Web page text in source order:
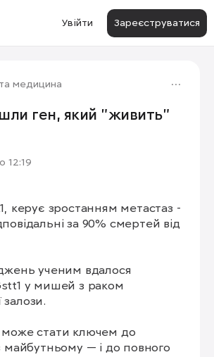
Увійти Зареєструватися
медицина
ген, який "живить"
12:19
керує зростанням метастаз -
за 90% смертей від
ученим вдалося
у мишей з раком
залози.
може стати ключем до
майбутньому — і до повного